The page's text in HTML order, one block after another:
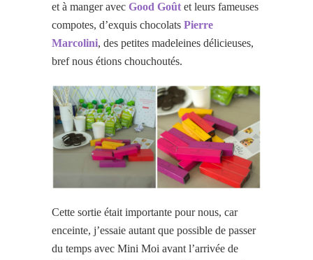
et à manger avec Good Goût et leurs fameuses
compotes, d’exquis chocolats Pierre
Marcolini, des petites madeleines délicieuses,
bref nous étions chouchoutés.
Cette sortie était importante pour nous, car
enceinte, j’essaie autant que possible de passer
du temps avec Mini Moi avant l’arrivée de